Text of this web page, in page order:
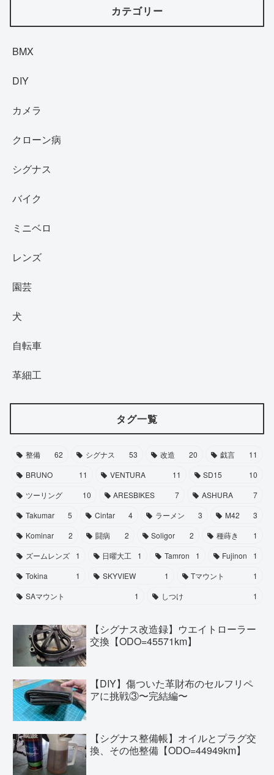
カテゴリー
BMX
DIY
カメラ
クローン病
シグナス
バイク
ミニベロ
レンズ
園芸
犬
自転車
革細工
タグ一覧
整備 62 シグナス 53 改造 20 戯言
11
BRUNO
11 VENTURA 11 SD15
10
ツーリング
10 ARESBIKES 7 ASHURA
7
Takumar
5 Cintar 4 ラーメン 3 M42
3
Kominar
2 闘病 2 Soligor 2 種蒔き
1
ズームレンズ
1 日曜大工 1 Tamron 1 Fujinon
1
Tokina
1 SKYVIEW 1 Tマウント
1
SAマウント
1 しつけ 1
【シグナス改造録】ウエイトローラー
交換【ODO=45571km】
【DIY】傷ついた革財布のセルフリペ
アに挑戦③〜完結編〜
【シグナス整備帳】オイルとプラグ交
換、その他整備【ODO=44949km】